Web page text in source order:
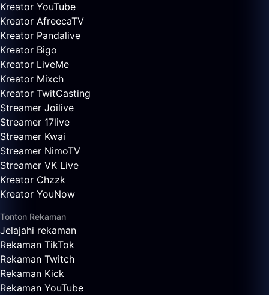
Kreator YouTube
Kreator AfreecaTV
Kreator Pandalive
Kreator Bigo
Kreator LiveMe
Kreator Mixch
Kreator TwitCasting
Streamer Joilive
Streamer 17live
Streamer Kwai
Streamer NimoTV
Streamer VK Live
Kreator Chzzk
Kreator YouNow
Tonton Rekaman
Jelajahi rekaman
Rekaman TikTok
Rekaman Twitch
Rekaman Kick
Rekaman YouTube